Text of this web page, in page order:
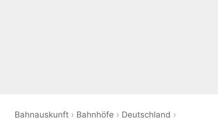
Bahnauskunft › Bahnhöfe › Deutschland ›